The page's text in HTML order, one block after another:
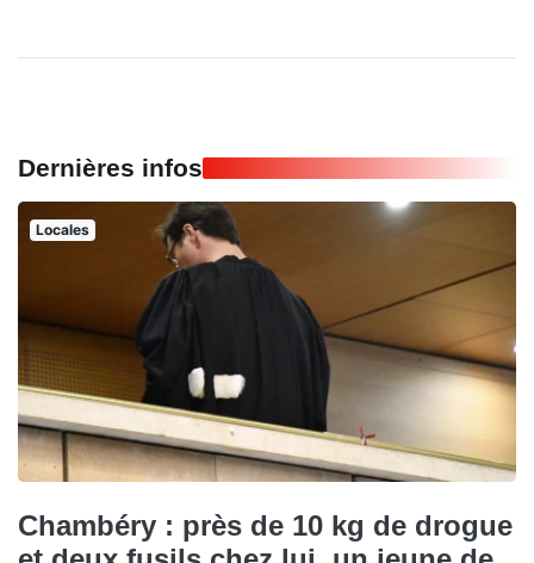
Dernières infos
Locales
Chambéry : près de 10 kg de drogue